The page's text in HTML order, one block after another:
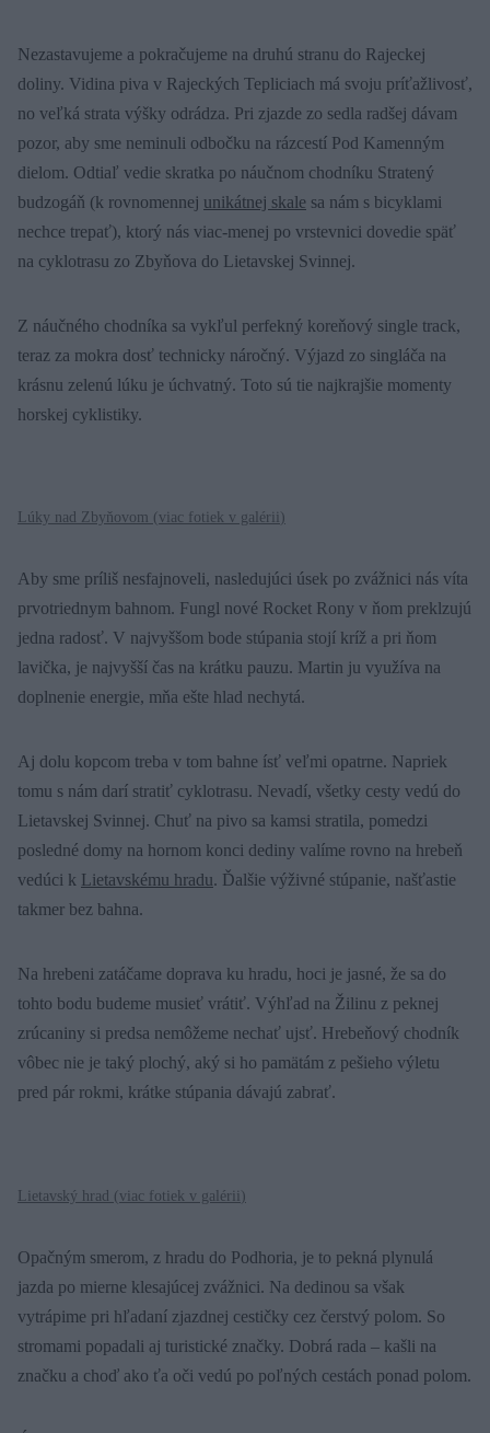
Nezastavujeme a pokračujeme na druhú stranu do Rajeckej
doliny. Vidina piva v Rajeckých Tepliciach má svoju príťažlivosť,
no veľká strata výšky odrádza. Pri zjazde zo sedla radšej dávam
pozor, aby sme neminuli odbočku na rázcestí Pod Kamenným
dielom. Odtiaľ vedie skratka po náučnom chodníku Stratený
budzogáň (k rovnomennej unikátnej skale sa nám s bicyklami
nechce trepať), ktorý nás viac-menej po vrstevnici dovedie späť
na cyklotrasu zo Zbyňova do Lietavskej Svinnej.
Z náučného chodníka sa vykľul perfekný koreňový single track,
teraz za mokra dosť technicky náročný. Výjazd zo singláča na
krásnu zelenú lúku je úchvatný. Toto sú tie najkrajšie momenty
horskej cyklistiky.
Lúky nad Zbyňovom (viac fotiek v galérii)
Aby sme príliš nesfajnoveli, nasledujúci úsek po zvážnici nás víta
prvotriednym bahnom. Fungl nové Rocket Rony v ňom preklzujú
jedna radosť. V najvyššom bode stúpania stojí kríž a pri ňom
lavička, je najvyšší čas na krátku pauzu. Martin ju využíva na
doplnenie energie, mňa ešte hlad nechytá.
Aj dolu kopcom treba v tom bahne ísť veľmi opatrne. Napriek
tomu s nám darí stratiť cyklotrasu. Nevadí, všetky cesty vedú do
Lietavskej Svinnej. Chuť na pivo sa kamsi stratila, pomedzi
posledné domy na hornom konci dediny valíme rovno na hrebeň
vedúci k Lietavskému hradu. Ďalšie výživné stúpanie, našťastie
takmer bez bahna.
Na hrebeni zatáčame doprava ku hradu, hoci je jasné, že sa do
tohto bodu budeme musieť vrátiť. Výhľad na Žilinu z peknej
zrúcaniny si predsa nemôžeme nechať ujsť. Hrebeňový chodník
vôbec nie je taký plochý, aký si ho pamätám z pešieho výletu
pred pár rokmi, krátke stúpania dávajú zabrať.
Lietavský hrad (viac fotiek v galérii )
Opačným smerom, z hradu do Podhoria, je to pekná plynulá
jazda po mierne klesajúcej zvážnici. Na dedinou sa však
vytrápime pri hľadaní zjazdnej cestičky cez čerstvý polom. So
stromami popadali aj turistické značky. Dobrá rada – kašli na
značku a choď ako ťa oči vedú po poľných cestách ponad polom.